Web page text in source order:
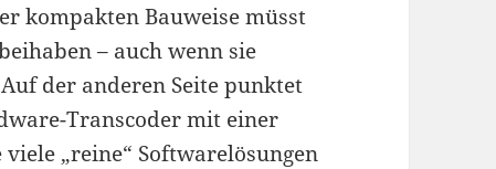
kompakten Bauweise müsst
– auch wenn sie
der anderen Seite punktet
Transcoder mit einer
„reine“ Softwarelösungen